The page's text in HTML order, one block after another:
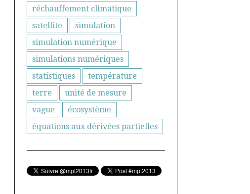
réchauffement climatique
satellite
simulation
simulation numérique
simulations numériques
statistiques
température
terre
unité de mesure
vague
écosystème
équations aux dérivées partielles